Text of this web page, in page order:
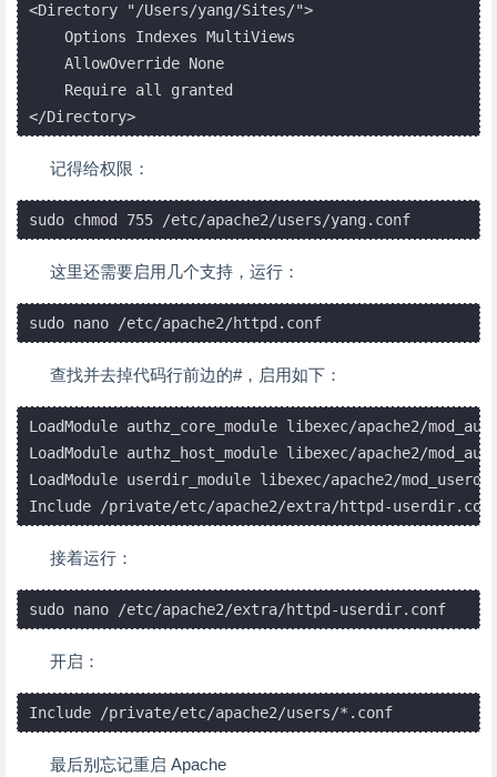
<Directory "/Users/yang/Sites/">
    Options Indexes MultiViews
    AllowOverride None
    Require all granted
</Directory>
记得给权限：
sudo chmod 755 /etc/apache2/users/yang.conf
这里还需要启用几个支持，运行：
sudo nano /etc/apache2/httpd.conf
查找并去掉代码行前边的#，启用如下：
LoadModule authz_core_module libexec/apache2/
LoadModule authz_host_module libexec/apache2/
LoadModule userdir_module libexec/apache2/
接着运行：
开启：
最后别忘记重启 Apache